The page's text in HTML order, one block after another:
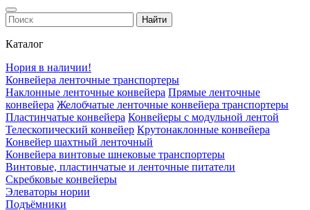
Найти
Каталог
Нория в наличии!
Конвейера ленточные транспортеры
Наклонные ленточные конвейера Прямые ленточные
конвейера Желобчатые ленточные конвейера транспортеры
Пластинчатые конвейера Конвейеры с модульной лентой
Телескопический конвейер Крутонаклонные конвейера
Конвейер шахтный ленточный
Конвейера винтовые шнековые транспортеры
Винтовые, пластинчатые и ленточные питатели
Скребковые конвейеры
Элеваторы нории
Подъёмники